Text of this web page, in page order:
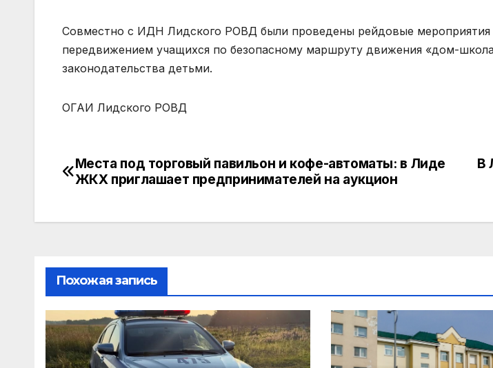
Совместно с ИДН Лидского РОВД были проведены рейдовые мероприятия
передвижением учащихся по безопасному маршруту движения «дом-
законодательства детьми.
ОГАИ Лидского РОВД
В
Места под торговый павильон и кофе-автоматы: в Лиде
ЖКХ приглашает предпринимателей на аукцион
Похожая запись